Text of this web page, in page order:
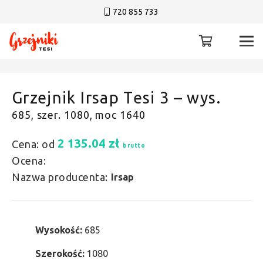
720 855 733
Grzejnik Irsap Tesi 3 – wys.
685, szer. 1080, moc 1640
Cena: od 2 135.04 zł brutto
Ocena:
Nazwa producenta: Irsap
Wysokość: 685
Szerokość: 1080